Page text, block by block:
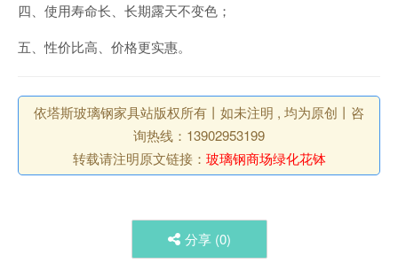
四、使用寿命长、长期露天不变色；
五、性价比高、价格更实惠。
依塔斯玻璃钢家具站版权所有丨如未注明 , 均为原创丨咨
询热线：13902953199
转载请注明原文链接： 玻璃钢商场绿化花钵
分享 (0)